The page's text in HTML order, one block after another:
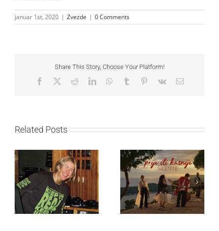
januar 1st, 2020 | Zvezde | 0 Comments
Share This Story, Choose Your Platform!
Facebook RedditLinkedInWhatsApp
Tumblr Pinterest
Vk Email
Related Posts
Ellie Goulding otkriva
nežniju stranu novim
singlom „4 Seasons“
Silente objavio novi
singl “Prije ili kasnije”